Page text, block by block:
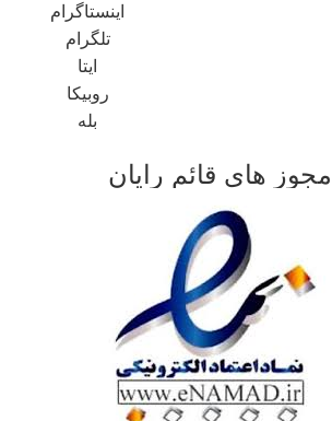
اینستاگرام
تلگرام
ایتا
روبیکا
بله
مجوز های قائم رایان